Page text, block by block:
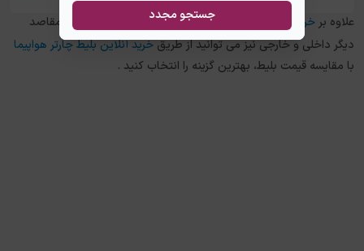
جستجو مجدد علاوه بر خرید بلیط هواپیما استانبولبهکویت
، در چارتر 118 برای مقاصد
دیگر داخلی و خارجی نیز می توانید از طریقخرید آنلاین بلیط چارتر هواپیما
با مقایسه قیمت بلیط، بهترین گزینه را انتخاب کنید .